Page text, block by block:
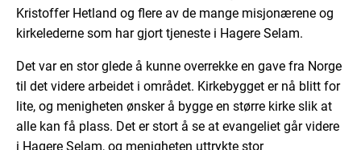
Kristoffer Hetland og flere av de mange misjonærene og
kirkelederne som har gjort tjeneste i Hagere Selam.
Det var en stor glede å kunne overrekke en gave fra Norge
til det videre arbeidet i området. Kirkebygget er nå blitt for
lite, og menigheten ønsker å bygge en større kirke slik at
alle kan få plass. Det er stort å se at evangeliet går videre
i Hagere Selam, og menigheten uttrykte stor